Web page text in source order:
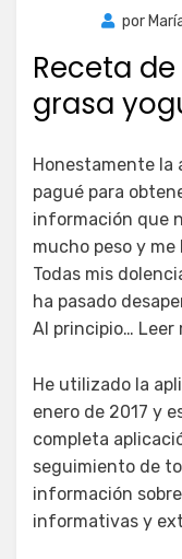
por
Receta
grasa
Honestamente la
pagué para
información que
mucho peso y
Todas mis
ha pasado
Al principio… Leer
He utilizado la
enero de 2017 y
completa
seguimiento de
información
informativas y